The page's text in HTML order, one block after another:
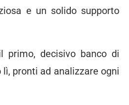
e un solido supporto
primo, decisivo banco di
pronti ad analizzare ogni